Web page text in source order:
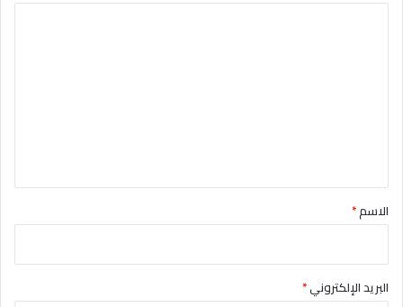
*الاسم*
البريد الإلكتروني*